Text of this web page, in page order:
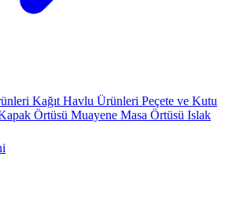
Kağıt Havlu Ürünleri Peçete ve Kutu
Örtüsü Muayene Masa Örtüsü Islak